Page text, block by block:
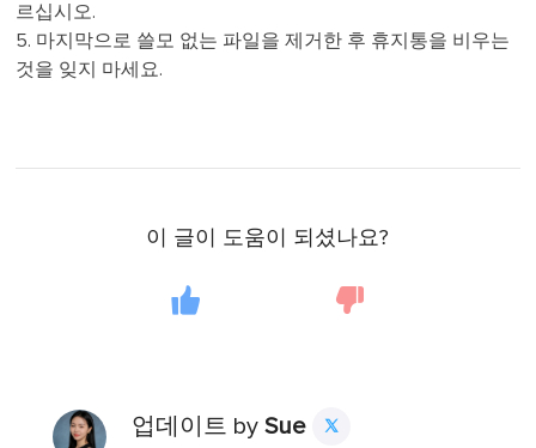
르십시오.
5. 마지막으로 쓸모 없는 파일을 제거한 후 휴지통을 비우는
것을 잊지 마세요.
이 글이 도움이 되셨나요?
업데이트 bySue 